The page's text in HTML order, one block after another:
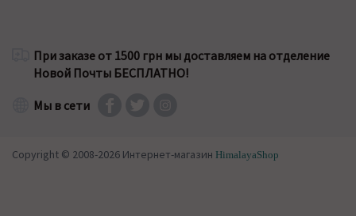
При заказе от 1500 грн мы доставляем на отделение
Новой Почты БЕСПЛАТНО!
Мы в сети
Copyright © 2008-2026 Интернет-магазин HimalayaShop